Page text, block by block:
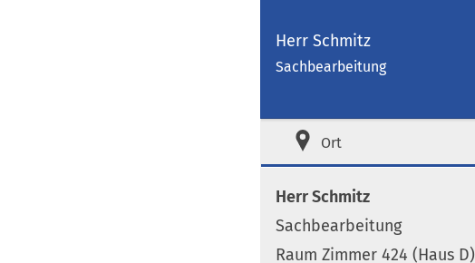
Herr Schmitz
Sachbearbeitung
Ort
Herr Schmitz
Sachbearbeitung
Raum Zimmer 424 (Haus D)